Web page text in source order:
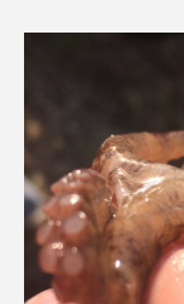
ハナシャコ
ハナミノカサゴ
バイオロギング